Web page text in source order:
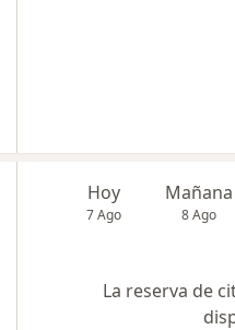
Hoy
7 Ago
Mañana
8 Ago
La reserva de